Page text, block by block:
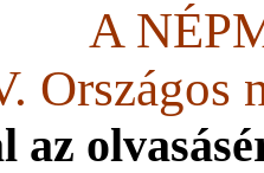
A
Országos
az